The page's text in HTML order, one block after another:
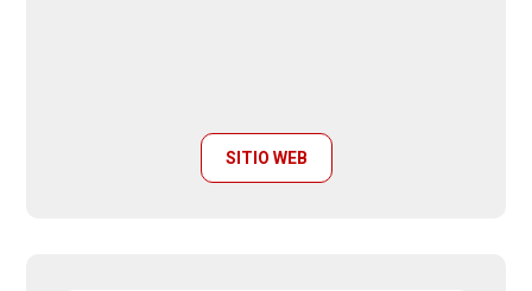
SITIO WEB